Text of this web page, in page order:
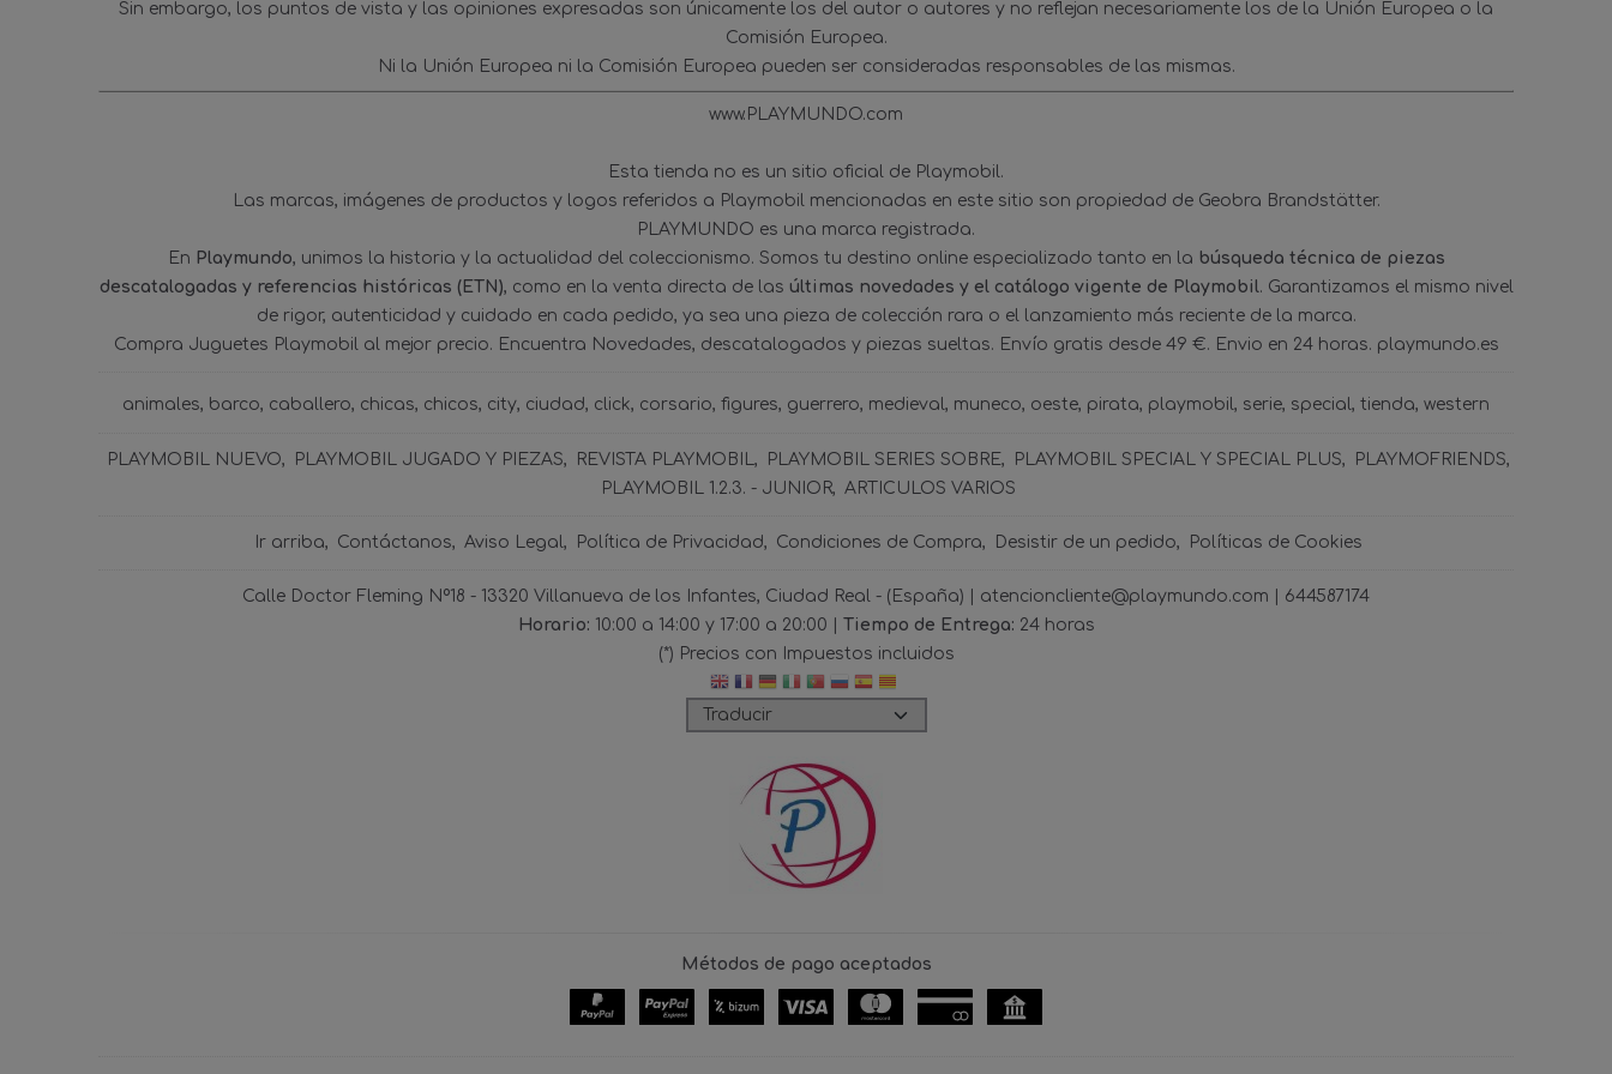
Sin embargo, los puntos de vista y las opiniones expresadas son únicamente los del autor o autores y no reflejan necesariamente los de la Unión Europea o la
Comisión Europea.
Ni la Unión Europea ni la Comisión Europea pueden ser consideradas responsables de las mismas.
www.PLAYMUNDO.com
Esta tienda no es un sitio oficial de Playmobil.
Las marcas, imágenes de productos y logos referidos a Playmobil mencionadas en este sitio son propiedad de Geobra Brandstätter.
PLAYMUNDO es una marca registrada.
En Playmundo, unimos la historia y la actualidad del coleccionismo. Somos tu destino online especializado tanto en la búsqueda técnica de piezas
descatalogadas y referencias históricas (ETN), como en la venta directa de las últimas novedades y el catálogo vigente de Playmobil. Garantizamos el mismo nivel
de rigor, autenticidad y cuidado en cada pedido, ya sea una pieza de colección rara o el lanzamiento más reciente de la marca.
Compra Juguetes Playmobil al mejor precio. Encuentra Novedades, descatalogados y piezas sueltas. Envío gratis desde 49 €. Envio en 24 horas. playmundo.es
animales barco caballero chicas chicos city ciudad click corsario figures guerrero medieval muneco oeste pirata playmobil serie special tienda western
PLAYMOBIL NUEVO PLAYMOBIL JUGADO Y PIEZAS REVISTA PLAYMOBIL PLAYMOBIL SERIES SOBRE PLAYMOBIL SPECIAL Y SPECIAL PLUS
PLAYMOFRIENDS
PLAYMOBIL 1.2.3. - JUNIOR
ARTICULOS VARIOS
Ir arriba Contáctanos Aviso Legal Política de Privacidad Condiciones de Compra Desistir de un pedido Políticas de Cookies
Calle Doctor Fleming Nº18 - 13320 Villanueva de los Infantes, Ciudad Real - (España) | atencioncliente@playmundo.com | 644587174
Horario: 10:00 a 14:00 y 17:00 a 20:00 | Tiempo de Entrega: 24 horas
(*) Precios con Impuestos incluidos
Métodos de pago aceptados